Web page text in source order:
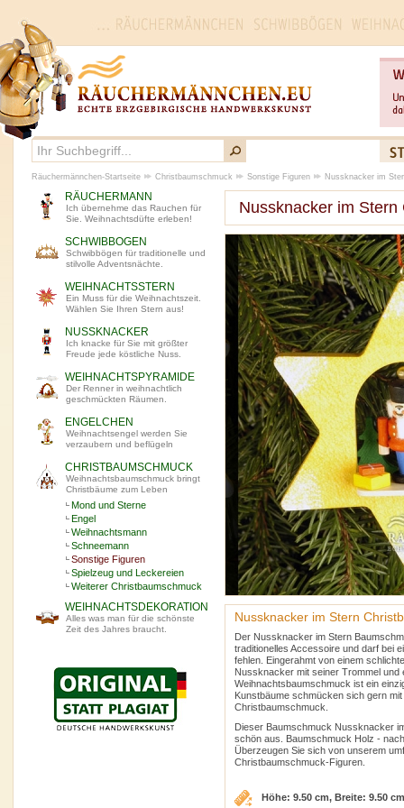
Nussknacker im
Nussknacker im Stern
Der Nussknacker im Stern
traditionelles Accessoire und darf bei
fehlen. Eingerahmt von einem
Nussknacker mit seiner Trommel und
Weihnachtsbaumschmuck ist ein
Kunstbäume schmücken sich gern
Christbaumschmuck.
Dieser Baumschmuck Nussknacker
schön aus. Baumschmuck Holz -
Überzeugen Sie sich von unserem
Christbaumschmuck-Figuren.
Höhe: 9.50 cm, Breite: 9.50 cm
RÄUCHERMANN
Ich übernehme das Rauchen für
Sie. Weihnachtsdüfte erleben!
SCHWIBBOGEN
Schwibbögen für traditionelle und
stilvolle Adventsnächte.
WEIHNACHTSSTERN
Ein Muss für die Weihnachtszeit.
Wählen Sie Ihren Stern aus!
NUSSKNACKER
Ich knacke für Sie mit größter
Freude jede köstliche Nuss.
WEIHNACHTSPYRAMIDE
Der Renner in weihnachtlich
geschmückten Räumen.
ENGELCHEN
Weihnachtsengel werden Sie
verzaubern und beflügeln
CHRISTBAUMSCHMUCK
Weihnachtsbaumschmuck bringt
Christbäume zum Leben
Mond und Sterne
Engel
Weihnachtsmann
Schneemann
Sonstige Figuren
Spielzeug und Leckereien
Weiterer Christbaumschmuck
WEIHNACHTSDEKORATION
Alles was man für die schönste
Zeit des Jahres braucht.
Räuchermännchen-Startseite Christbaumschmuck Sonstige Figuren Nussknacker im